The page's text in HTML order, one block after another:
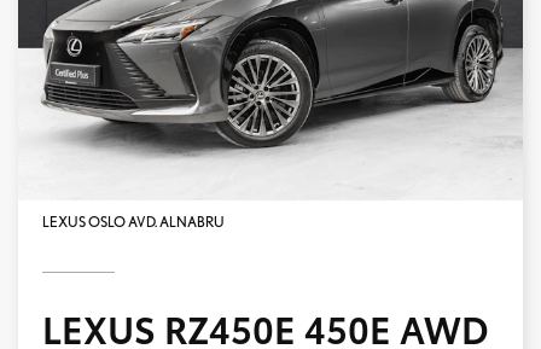
LEXUS OSLO AVD. ALNABRU
LEXUS RZ450E 450E AWD